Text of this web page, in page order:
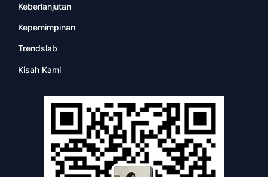
Keberlanjutan
Kepemimpinan
Trendslab
Kisah Kami